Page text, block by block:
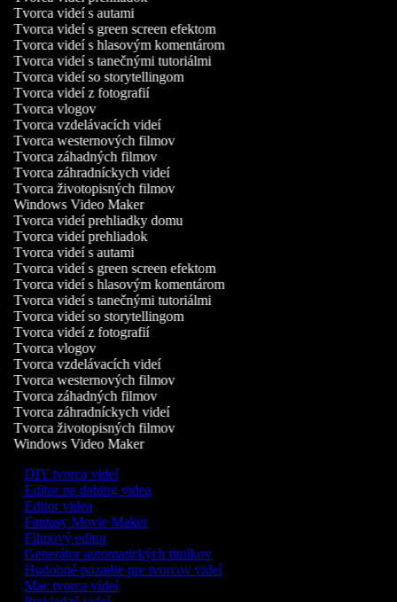
Tvorca videí s autami
Tvorca videí s green screen efektom
Tvorca videí s hlasovým komentárom
Tvorca videí s tanečnými tutoriálmi
Tvorca videí so storytellingom
Tvorca videí z fotografií
Tvorca vlogov
Tvorca vzdelávacích videí
Tvorca westernových filmov
Tvorca záhadných filmov
Tvorca záhradníckych videí
Tvorca životopisných filmov
Windows Video Maker
Tvorca videí prehliadky domu
Tvorca videí prehliadok
Tvorca videí s autami
Tvorca videí s green screen efektom
Tvorca videí s hlasovým komentárom
Tvorca videí s tanečnými tutoriálmi
Tvorca videí so storytellingom
Tvorca videí z fotografií
Tvorca vlogov
Tvorca vzdelávacích videí
Tvorca westernových filmov
Tvorca záhadných filmov
Tvorca záhradníckych videí
Tvorca životopisných filmov
Windows Video Maker
DIY tvorca videí
Editor na dabing videa
Editor videa
Fantasy Movie Maker
Filmový editor
Generátor automatických titulkov
Hudobné pozadie pre tvorcov videí
Mac tvorca videí